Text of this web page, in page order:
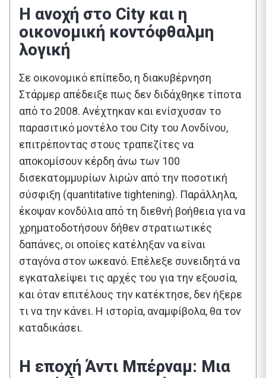
Η ανοχή στο City και η
οικονομική κοντόφθαλμη
λογική
Σε οικονομικό επίπεδο, η διακυβέρνηση
Στάρμερ απέδειξε πως δεν διδάχθηκε τίποτα
από το 2008. Ανέχτηκαν και ενίσχυσαν το
παρασιτικό μοντέλο του City του Λονδίνου,
επιτρέποντας στους τραπεζίτες να
αποκομίσουν κέρδη άνω των 100
δισεκατομμυρίων λιρών από την ποσοτική
σύσφιξη (quantitative tightening). Παράλληλα,
έκοψαν κονδύλια από τη διεθνή βοήθεια για να
χρηματοδοτήσουν δήθεν στρατιωτικές
δαπάνες, οι οποίες κατέληξαν να είναι
σταγόνα στον ωκεανό. Επέλεξε συνειδητά να
εγκαταλείψει τις αρχές του για την εξουσία,
και όταν επιτέλους την κατέκτησε, δεν ήξερε
τι να την κάνει. Η ιστορία, αναμφίβολα, θα τον
καταδικάσει.
Η εποχή Άντι Μπέρναμ: Μια